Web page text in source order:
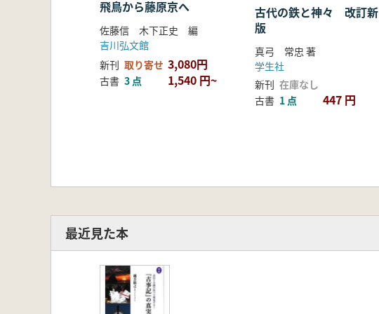
飛鳥から藤原京へ
佐藤信 木下正史 編
吉川弘文館
新刊 取り寄せ 3,080円
古書 3 点 1,540 円~
古代の鉄と神々 改訂新
版
真弓 常忠 著
学生社
新刊 在庫なし
古書 1 点 447 円
最近見た本